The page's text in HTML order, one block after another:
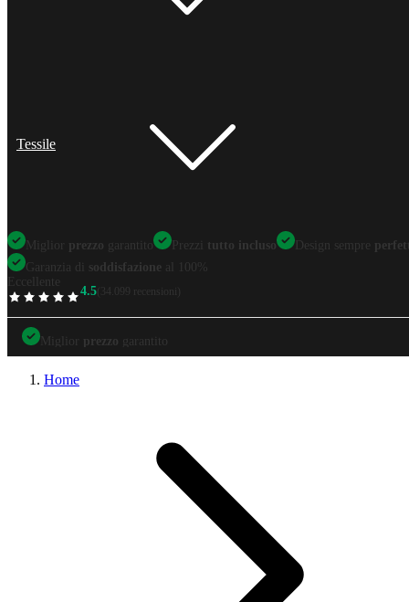
Tessile
Miglior prezzo garantito Prezzi tutto incluso Design sempre
Garanzia di soddisfazione al 100%
Eccellente
TrustScore
4.5 (34.099 recensioni)
Miglior
Prezzi tutto incluso
Garanzia di
Miglior prezzo garantito
Home